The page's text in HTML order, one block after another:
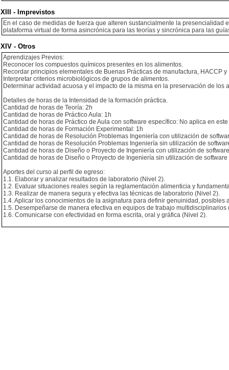
XIII - Imprevistos
En el caso de medidas de fuerza que alteren sustancialmente la
plataforma virtual de forma asincrónica para las teorías y sincrónica para las
XIV - Otros
Aprendizajes Previos:
Reconocer los compuestos químicos presentes en los alimentos.
Recordar principios elementales de Buenas Prácticas de manufactura, HACCP
Interpretar criterios microbiológicos de grupos de alimentos.
Determinar actividad acuosa y el impacto de la misma en la preservación de los
Detalles de horas de la Intensidad de la formación práctica.
Cantidad de horas de Teoría: 2h
Cantidad de horas de Práctico Aula: 1h
Cantidad de horas de Práctico de Aula con software específico: No aplica en
Cantidad de horas de Formación Experimental: 1h
Cantidad de horas de Resolución Problemas Ingeniería con utilización de
Cantidad de horas de Resolución Problemas Ingeniería sin utilización de
Cantidad de horas de Diseño o Proyecto de Ingeniería con utilización de
Cantidad de horas de Diseño o Proyecto de Ingeniería sin utilización de
Aportes del curso al perfil de egreso:
1.1. Elaborar y analizar resultados de laboratorio (Nivel 2).
1.2. Evaluar situaciones reales según la reglamentación alimenticia y
1.3. Realizar de manera segura y efectiva las técnicas de laboratorio (Nivel 2).
1.4. Aplicar los conocimientos de la asignatura para definir genuinidad,
1.5. Desempeñarse de manera efectiva en equipos de trabajo multidisciplinarios
1.6. Comunicarse con efectividad en forma escrita, oral y gráfica (Nivel 2).